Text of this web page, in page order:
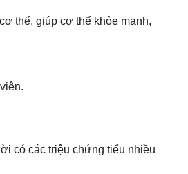
thể, giúp cơ thể khỏe mạnh,
có các triệu chứng tiểu nhiều